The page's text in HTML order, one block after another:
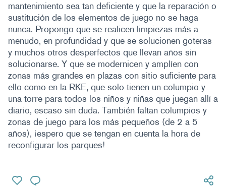
mantenimiento sea tan deficiente y que la reparación o
sustitución de los elementos de juego no se haga
nunca. Propongo que se realicen limpiezas más a
menudo, en profundidad y que se solucionen goteras
y muchos otros desperfectos que llevan años sin
solucionarse. Y que se modernicen y amplíen con
zonas más grandes en plazas con sitio suficiente para
ello como en la RKE, que solo tienen un columpio y
una torre para todos los niños y niñas que juegan allí a
diario, escaso sin duda. También faltan columpios y
zonas de juego para los más pequeños (de 2 a 5
años), ¡espero que se tengan en cuenta la hora de
reconfigurar los parques!